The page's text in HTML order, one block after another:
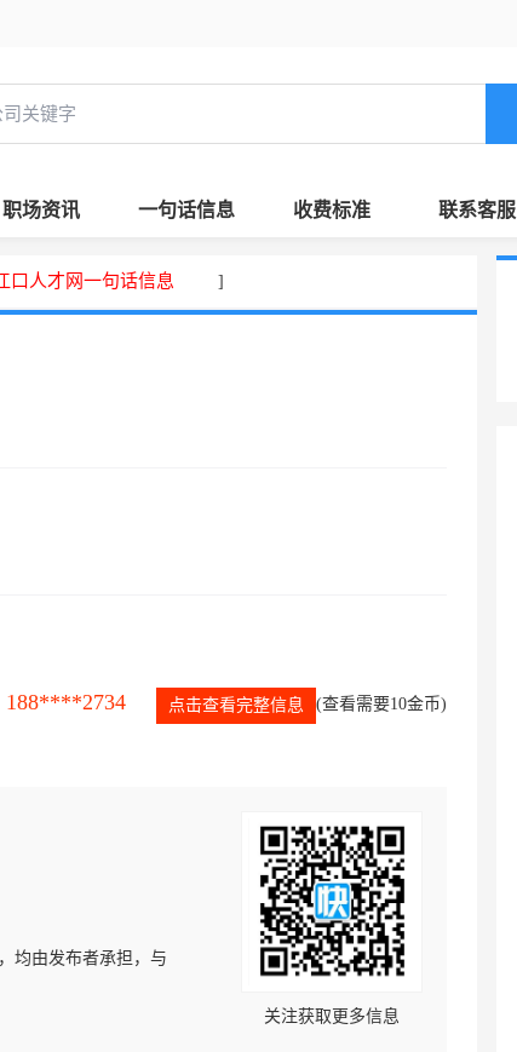
职场资讯 一句话信息 收费标准 联系客服
口人才网一句话信息 ]
188****2734 点击查看完整信息 (查看需要10金币)
均由发布者承担，与
关注获取更多信息